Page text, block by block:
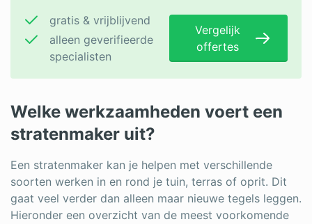
gratis & vrijblijvend
alleen geverifieerde
specialisten
Vergelijk
offertes
Welke werkzaamheden voert een
stratenmaker uit?
Een stratenmaker kan je helpen met verschillende
soorten werken in en rond je tuin, terras of oprit. Dit
gaat veel verder dan alleen maar nieuwe tegels leggen.
Hieronder een overzicht van de meest voorkomende